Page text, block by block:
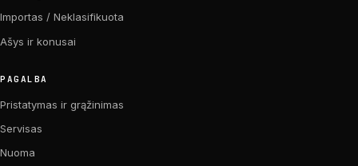
Importas / Neklasifikuota
Ašys ir konusai
PAGALBA
Pristatymas ir grąžinimas
Servisas
Nuoma